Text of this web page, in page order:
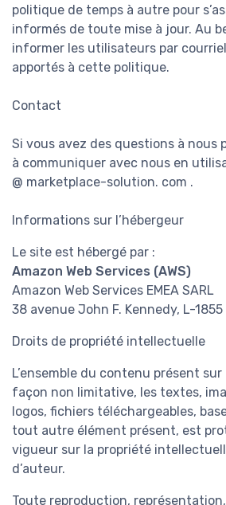
politique de temps à autre pour
informés de toute mise à jour. Au
informer les utilisateurs par
apportés à cette politique.
Contact
Si vous avez des questions à nous
à communiquer avec nous en
@ marketplace-solution. com .
Informations sur l’hébergeur
Le site est hébergé par :
Amazon Web Services (AWS)
Amazon Web Services EMEA SARL
38 avenue John F. Kennedy, L-
Droits de propriété intellectuelle
L’ensemble du contenu présent
façon non limitative, les textes,
logos, fichiers téléchargeables,
tout autre élément présent, est
vigueur sur la propriété
d’auteur.
Toute reproduction,